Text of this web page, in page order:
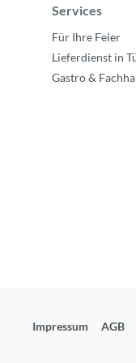
Services
Für Ihre Feier
Lieferdienst in
Gastro &
Impressum AGB